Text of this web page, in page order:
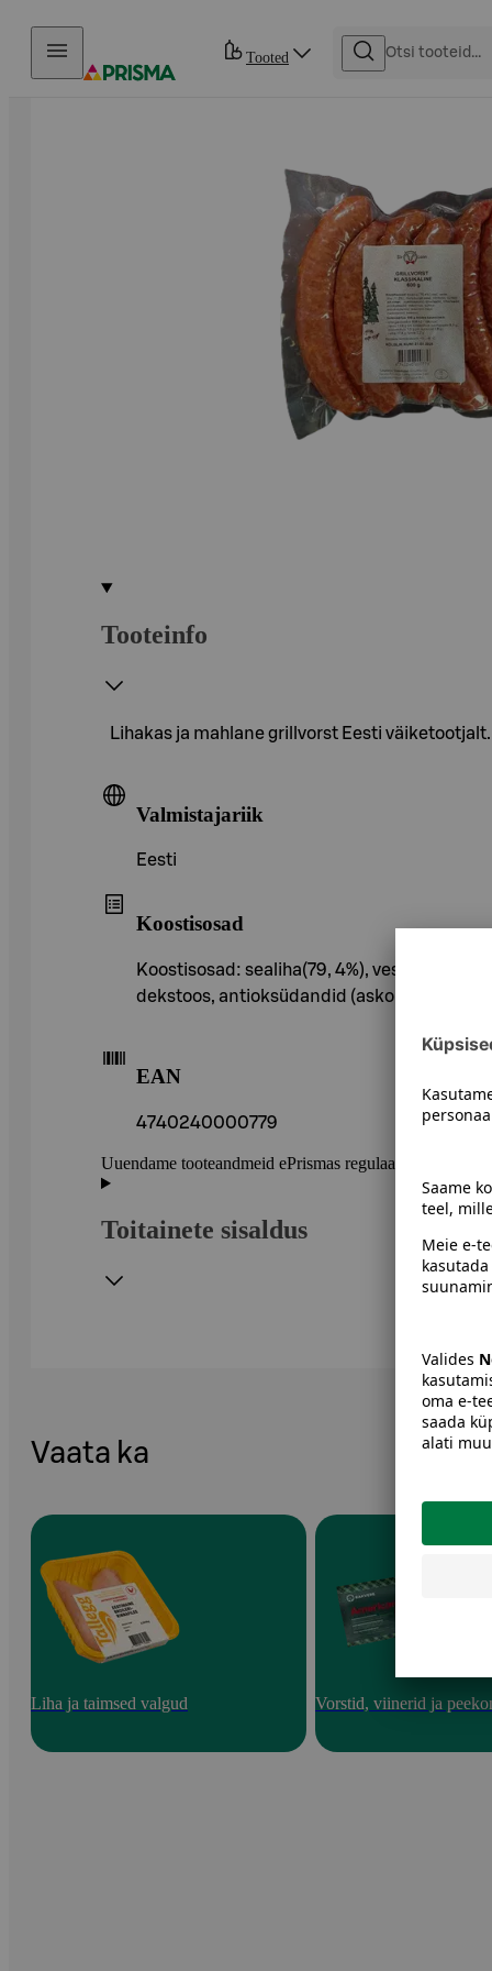
Otse sisu juurde
Tooted
Tooteinfo
Lihakas ja mahlane grillvorst Eesti
Valmistajariik
Eesti
Koostisosad
Koostisosad: sealiha(79, 4%), vesi,
dekstoos, antioksüdandid (askorbiinhape),
EAN
4740240000779
Uuendame tooteandmeid ePrismas regulaarselt.
Toitainete sisaldus
Vaata ka
Liha ja taimsed valgud Vorstid, viinerid ja